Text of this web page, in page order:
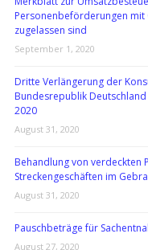
Personenbeförderungen mit
zugelassen sind
September 1, 2020
Dritte Verlängerung der
Bundesrepublik
2020
August 31, 2020
Behandlung von verdeckten
Streckengeschäften im
August 31, 2020
Pauschbeträge für
August 27, 2020